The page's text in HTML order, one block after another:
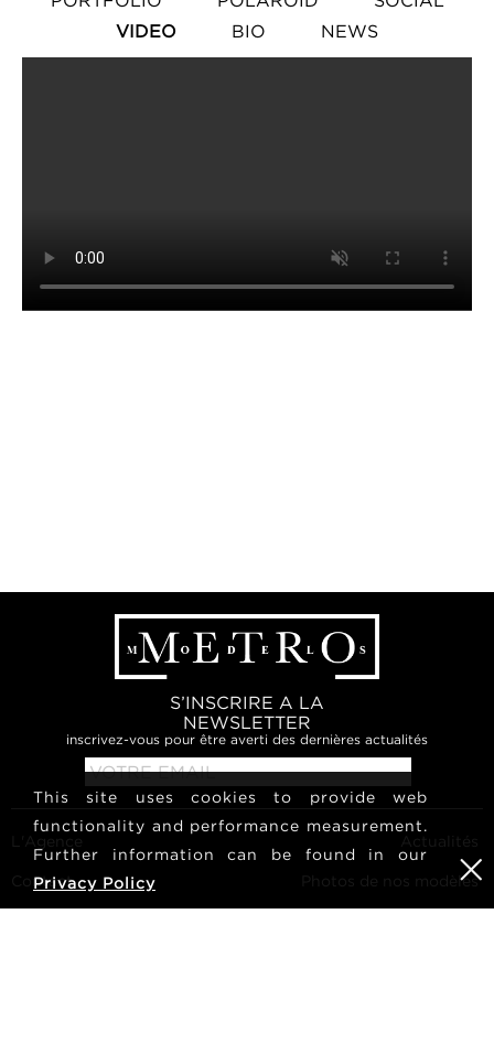
VIDEO
BIO NEWS
S’INSCRIRE A LA
NEWSLETTER
inscrivez-vous pour être averti des dernières actualités
L'Agence
Contact
Actualités
Photos de nos modèles
This site uses cookies to provide web
functionality and performance measurement.
Further information can be found in our
Privacy Policy